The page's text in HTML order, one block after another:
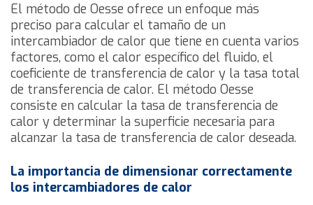
El método de Oesse ofrece un enfoque más
preciso para calcular el tamaño de un
intercambiador de calor que tiene en cuenta varios
factores, como el calor específico del fluido, el
coeficiente de transferencia de calor y la tasa total
de transferencia de calor. El método Oesse
consiste en calcular la tasa de transferencia de
calor y determinar la superficie necesaria para
alcanzar la tasa de transferencia de calor deseada.
La importancia de dimensionar correctamente
los intercambiadores de calor